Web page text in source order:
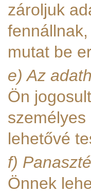
zároljuk
mutat be
e) Az
Ön
lehetővé
f)
Önnek